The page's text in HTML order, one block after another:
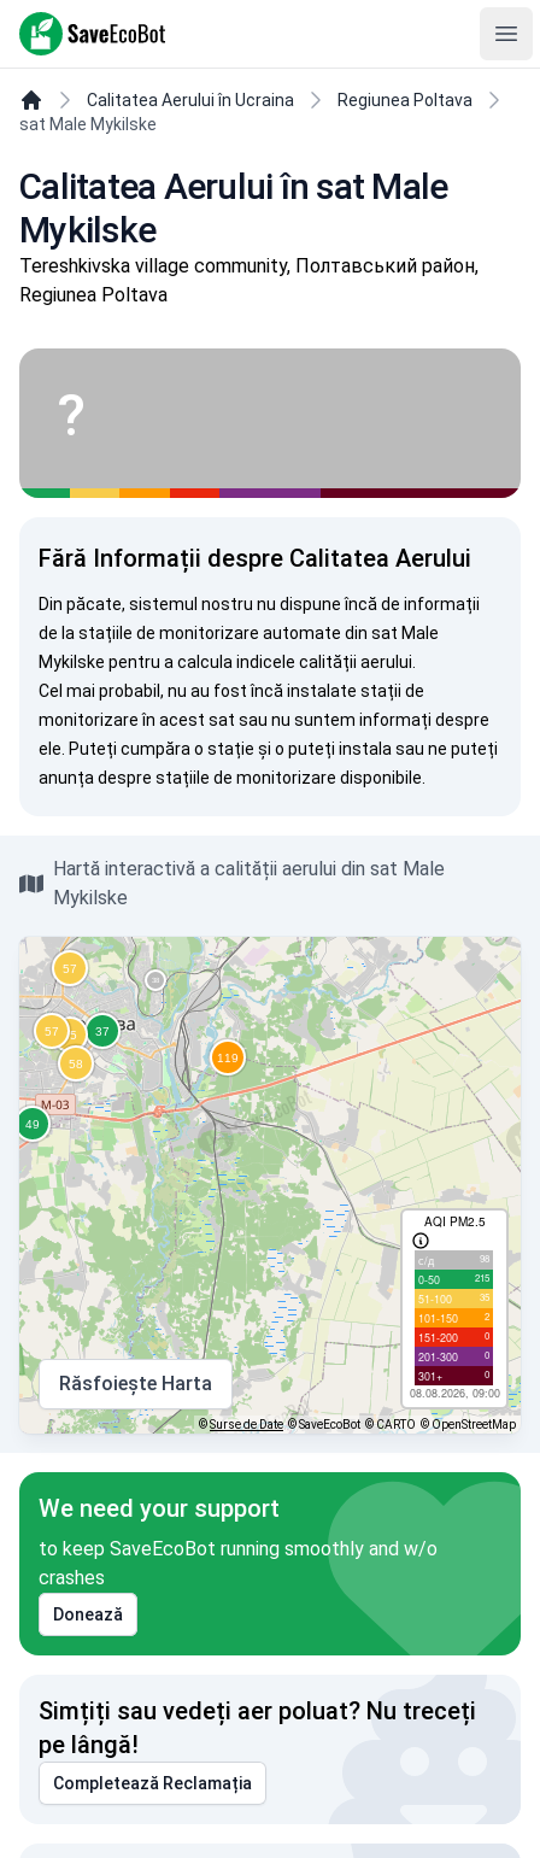
SaveEcoBot
Calitatea Aerului în Ucraina
Regiunea Poltava
sat Male Mykilske
Calitatea Aerului în sat Male
Mykilske
Tereshkivska village community, Полтавський район,
Regiunea Poltava
?
Fără Informații despre Calitatea Aerului
Din păcate, sistemul nostru nu dispune încă de informații
de la stațiile de monitorizare automate din sat Male
Mykilske pentru a calcula indicele calității aerului.
Cel mai probabil, nu au fost încă instalate stații de
monitorizare în acest sat sau nu suntem informați despre
ele. Puteți cumpăra o stație și o puteți instala sau ne puteți
anunța despre stațiile de monitorizare disponibile.
Hartă interactivă a calității aerului din sat Male
Mykilske
AQI PM2.5
с/д 98
0-50 215
51-100 35
101-150 2
151-200 0
201-300 0
301+ 0
08.08.2026, 09:00
Răsfoiește Harta
©Surse de Date © SaveEcoBot © CARTO © OpenStreetMap
We need your support
to keep SaveEcoBot running smoothly and w/o
crashes
Donează
Simțiți sau vedeți aer poluat? Nu treceți
pe lângă!
Completează Reclamația